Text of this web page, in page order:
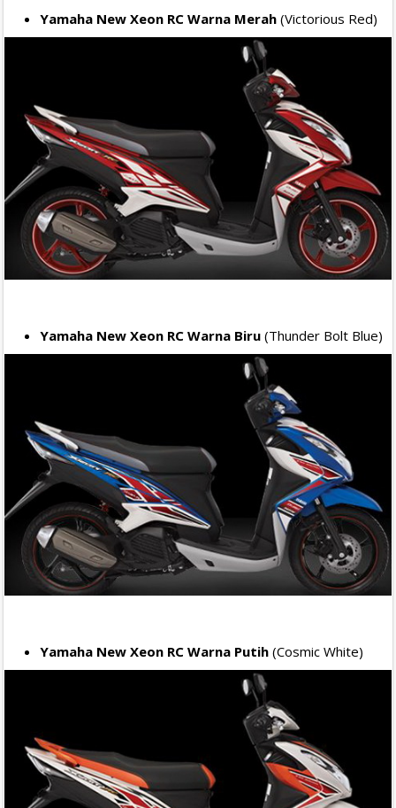
Yamaha New Xeon RC Warna Merah (Victorious Red)
Yamaha New Xeon RC Warna Biru (Thunder Bolt Blue)
Yamaha New Xeon RC Warna Putih (Cosmic White)